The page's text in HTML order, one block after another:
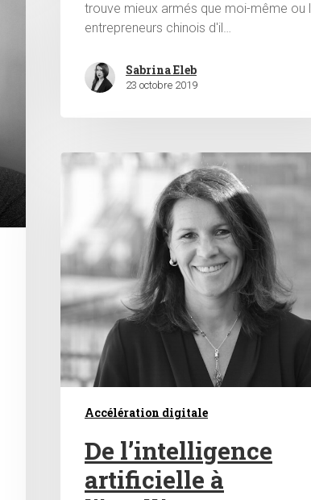
trouve mieux armés que moi-même ou
entrepreneurs chinois d'il…
Sabrina Eleb
23 octobre 2019
Accélération digitale
De l’intelligence
artificielle à